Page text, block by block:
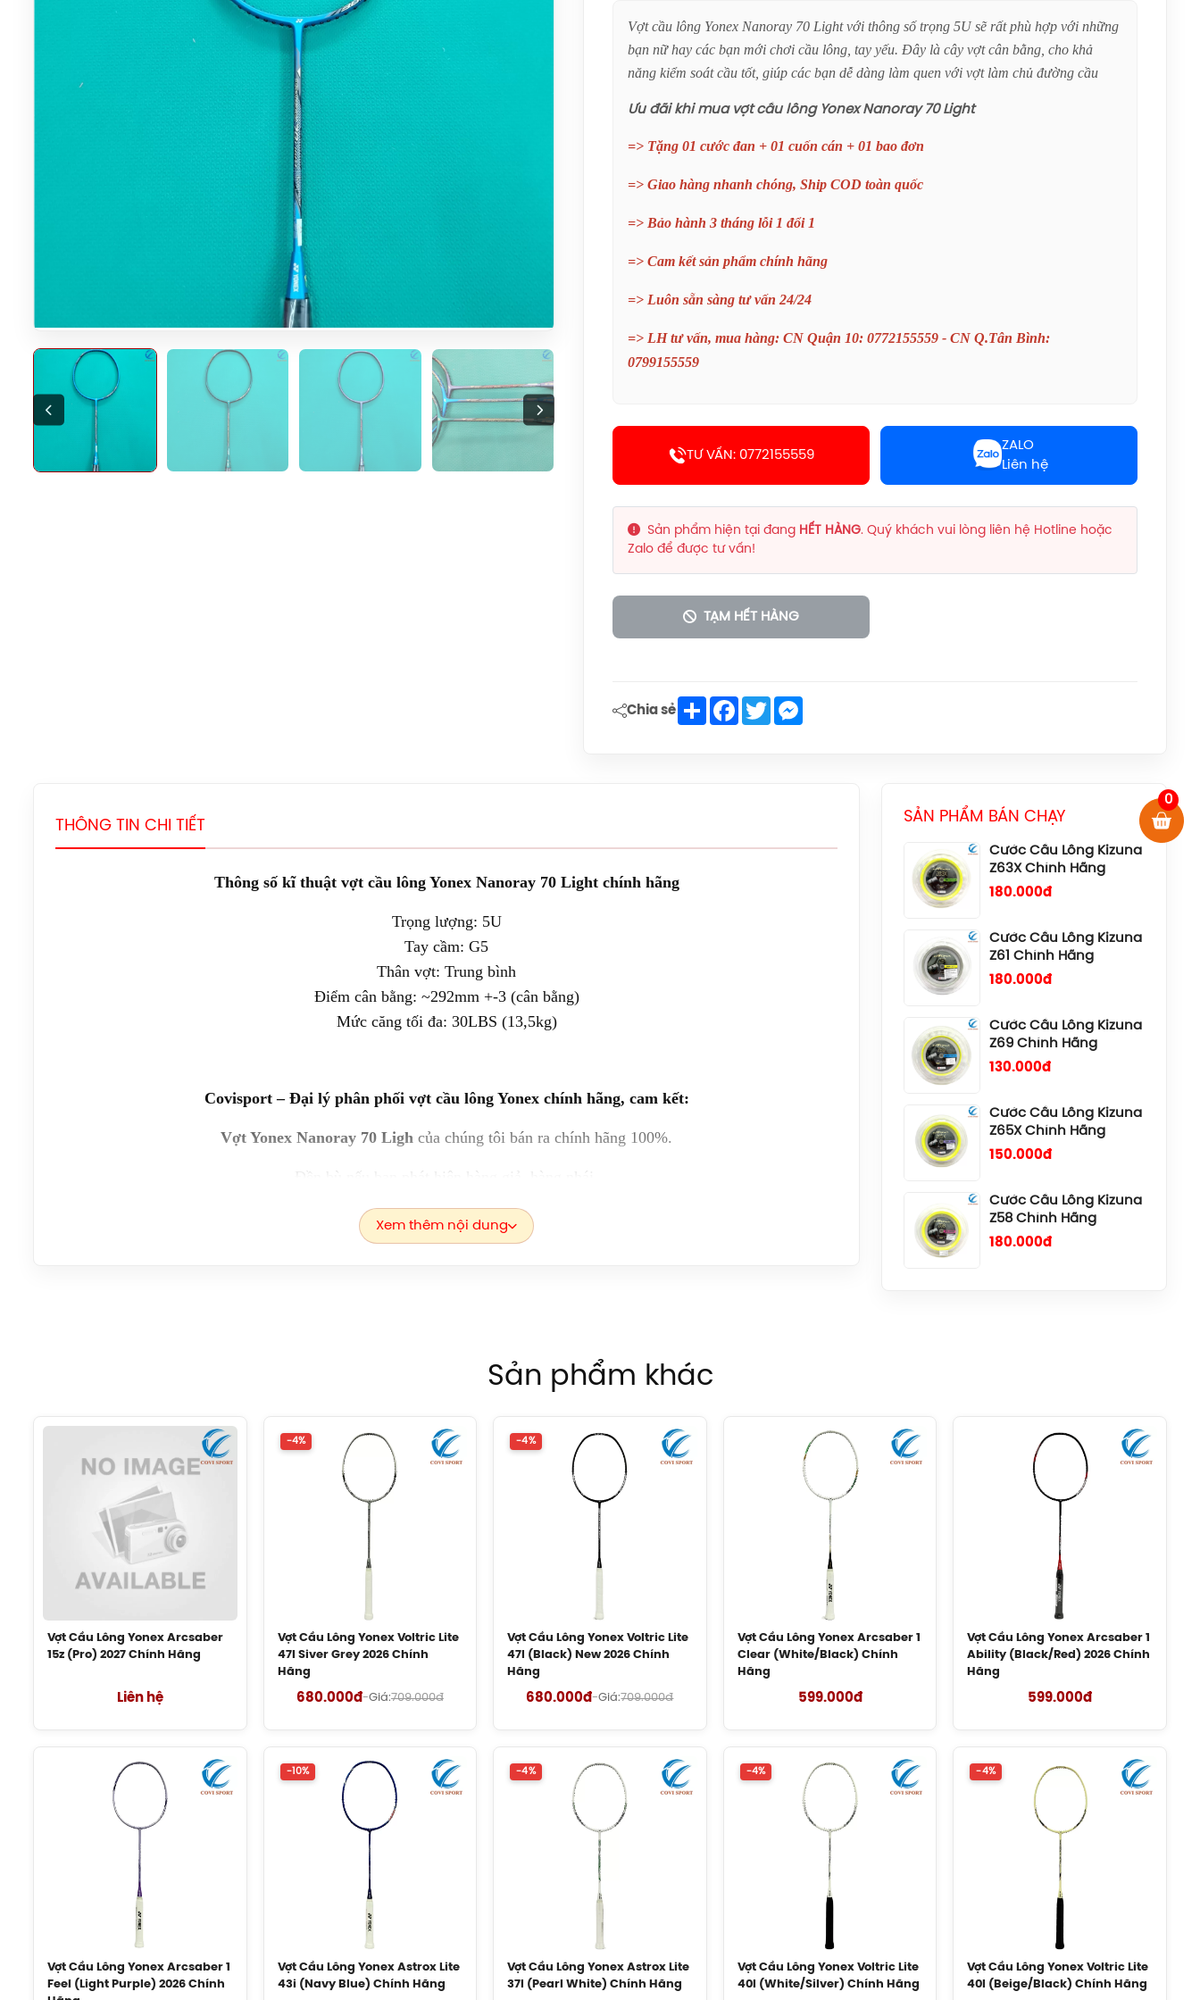
Vợt cầu lông Yonex Nanoray 70 Light với thông số trọng 5U sẽ rất phù hợp với những
bạn nữ hay các bạn mới chơi cầu lông, tay yếu. Đây là cây vợt cân bằng, cho khả
năng kiểm soát cầu tốt, giúp các bạn dễ dàng làm quen với vợt làm chủ đường cầu
Ưu đãi khi mua vợt cầu lông Yonex Nanoray 70 Light
=> Tặng 01 cước đan + 01 cuốn cán + 01 bao đơn
=> Giao hàng nhanh chóng, Ship COD toàn quốc
=> Bảo hành 3 tháng lỗi 1 đổi 1
=> Cam kết sản phẩm chính hãng
=> Luôn sẵn sàng tư vấn 24/24
=> LH tư vấn, mua hàng: CN Quận 10: 0772155559 - CN Q.Tân Bình:
0799155559
TƯ VẤN: 0772155559
ZALO
Liên hệ
Sản phẩm hiện tại đang HẾT HÀNG. Quý khách vui lòng liên hệ Hotline hoặc
Zalo để được tư vấn!
TẠM HẾT HÀNG
Chia sẻ ShareFacebook
Twitter
THÔNG TIN CHI TIẾT
Thông số kĩ thuật vợt cầu lông Yonex Nanoray 70 Light chính hãng
Trọng lượng: 5U
Tay cầm: G5
Thân vợt: Trung bình
Điểm cân bằng: ~292mm +-3 (cân bằng)
Mức căng tối đa: 30LBS (13,5kg)
Covisport – Đại lý phân phối vợt cầu lông Yonex chính hãng, cam kết:
Vợt Yonex Nanoray 70 Ligh của chúng tôi bán ra chính hãng 100%.
Đền bù nếu bạn phát hiện hàng giả, hàng nhái.
Hỗ trợ khách hàng 24/7.
Xem thêm nội dung
SẢN PHẨM BÁN CHẠY
150.000đ
Vợt Cầu Lông Lining
Turbo Charging
Giày Asics Court
Hunter FF Women
Women (1072A107.500)
Chính Hãng
Giày Asics Gel-Rocket
12 Women
(1072119.500) Chính
180.000đ
Cước Cầu Lông Kizuna
Z61 Chính Hãng
180.000đ
Cước Cầu Lông Kizuna
Z69 Chính Hãng
130.000đ
Cước Cầu Lông Kizuna
Z65X Chính Hãng
150.000đ
Cước Cầu Lông Kizuna
Z58 Chính Hãng
180.000đ
Cước Cầu Lông Kizuna
Z69 Titanium Chính
Hãng
1.690.000đ
Balo Cầu Lông Yonex
BA52512 (Black/Blue)
Chính Hãng
1.690.000đ
Balo Cầu Lông Yonex
Q014-324-2012 Chính
450.000đ
Balo Cầu Lông Yonex
Q014 Chính Hãng
150.000đ
Vợt Cầu Lông Lining
Turbo Charging
Marshal (Trắng) Chính
1.600.000đ
Giày Cầu Lông Yonex
Cascade Accel Gen 2
(Purple) New 2026
Chính Hãng
1.900.000đ
Giày Cầu Lông Yonex
Sản phẩm khác
Vợt Cầu Lông Yonex Arcsaber
15z (Pro) 2027 Chính Hãng
Liên hệ
-4%
Vợt Cầu Lông Yonex Voltric Lite
47I Siver Grey 2026 Chính
Hãng
680.000đ-Giá:709.000đ
-4%
Vợt Cầu Lông Yonex Voltric Lite
47I (Black) New 2026 Chính
Hãng
680.000đ-Giá:709.000đ
Vợt Cầu Lông Yonex Arcsaber 1
Clear (White/Black) Chính
Hãng
599.000đ
Vợt Cầu Lông Yonex Arcsaber 1
Ability (Black/Red) 2026 Chính
Hãng
599.000đ
Vợt Cầu Lông Yonex Arcsaber 1
Feel (Light Purple) 2026 Chính
-10%
Vợt Cầu Lông Yonex Astrox Lite
43i (Navy Blue) Chính Hãng
-4%
Vợt Cầu Lông Yonex Astrox Lite
37I (Pearl White) Chính Hãng
-4%
Vợt Cầu Lông Yonex Voltric Lite
40I (White/Silver) Chính Hãng
-4%
Vợt Cầu Lông Yonex Voltric Lite
40I (Beige/Black) Chính Hãng
0